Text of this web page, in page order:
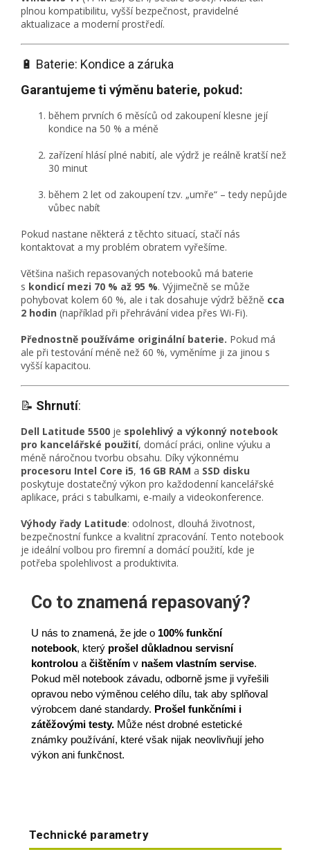
plnou kompatibilitu, vyšší bezpečnost, pravidelné
aktualizace a moderní prostředí.
🔋 Baterie: Kondice a záruka
Garantujeme ti výměnu baterie, pokud:
během prvních 6 měsíců od zakoupení klesne její
kondice na 50 % a méně
zařízení hlásí plné nabití, ale výdrž je reálně kratší než
30 minut
během 2 let od zakoupení tzv. „umře“ – tedy nepůjde
vůbec nabít
Pokud nastane některá z těchto situací, stačí nás
kontaktovat a my problém obratem vyřešíme.
Většina našich repasovaných notebooků má baterie
s kondicí mezi 70 % až 95 %. Výjimečně se může
pohybovat kolem 60 %, ale i tak dosahuje výdrž běžně cca
2 hodin (například při přehrávání videa přes Wi-Fi).
Přednostně používáme originální baterie. Pokud má
ale při testování méně než 60 %, vyměníme ji za jinou s
vyšší kapacitou.
📝 Shrnutí:
Dell Latitude 5500 je spolehlivý a výkonný notebook
pro kancelářské použití, domácí práci, online výuku a
méně náročnou tvorbu obsahu. Díky výkonnému
procesoru Intel Core i5, 16 GB RAM a SSD disku
poskytuje dostatečný výkon pro každodenní kancelářské
aplikace, práci s tabulkami, e-maily a videokonference.
Výhody řady Latitude: odolnost, dlouhá životnost,
bezpečnostní funkce a kvalitní zpracování. Tento notebook
je ideální volbou pro firemní a domácí použití, kde je
potřeba spolehlivost a produktivita.
Co to znamená repasovaný?
U nás to znamená, že jde o 100% funkční
notebook, který prošel důkladnou servisní
kontrolou a čištěním v našem vlastním servise.
Pokud měl notebook závadu, odborně jsme ji vyřešili
opravou nebo výměnou celého dílu, tak aby splňoval
výrobcem dané standardy. Prošel funkčními i
zátěžovými testy. Může nést drobné estetické
známky používání, které však nijak neovlivňují jeho
výkon ani funkčnost.
Technické parametry